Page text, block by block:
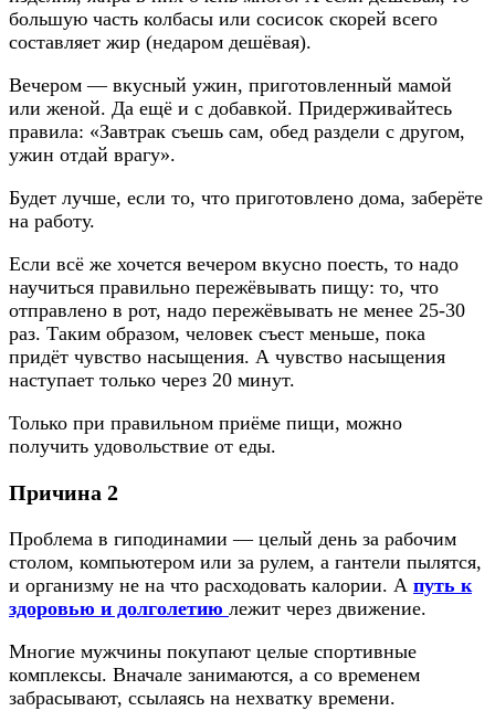
большую часть колбасы или сосисок скорей всего
составляет жир (недаром дешёвая).
Вечером — вкусный ужин, приготовленный мамой
или женой. Да ещё и с добавкой. Придерживайтесь
правила: «Завтрак съешь сам, обед раздели с другом,
ужин отдай врагу».
Будет лучше, если то, что приготовлено дома, заберёте
на работу.
Если всё же хочется вечером вкусно поесть, то надо
научиться правильно пережёвывать пищу: то, что
отправлено в рот, надо пережёвывать не менее 25-30
раз. Таким образом, человек съест меньше, пока
придёт чувство насыщения. А чувство насыщения
наступает только через 20 минут.
Только при правильном приёме пищи, можно
получить удовольствие от еды.
Причина 2
Проблема в гиподинамии — целый день за рабочим
столом, компьютером или за рулем, а гантели пылятся,
и организму не на что расходовать калории. А путь к
здоровью и долголетию лежит через движение.
Многие мужчины покупают целые спортивные
комплексы. Вначале занимаются, а со временем
забрасывают, ссылаясь на нехватку времени.